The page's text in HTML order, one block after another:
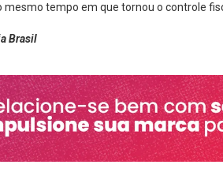
mesmo tempo em que tornou o controle
Brasil